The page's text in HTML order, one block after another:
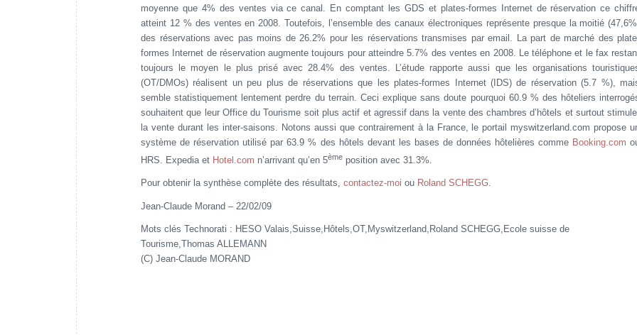
moyenne que 4% des ventes via ce canal. En comptant les GDS et plates-formes Internet de réservation ce
atteint 12 % des ventes en 2008. Toutefois, l’ensemble des canaux électroniques représente presque la moitié
des réservations avec pas moins de 26.2% pour les réservations transmises par email. La part de marché des
formes Internet de réservation augmente toujours pour atteindre 5.7% des ventes en 2008. Le téléphone et le fax
toujours le moyen le plus prisé avec 28.4% des ventes. L’étude rapporte aussi que les organisations
(OT/DMOs) réalisent un peu plus de réservations que les plates-formes Internet (IDS) de réservation (5.7 %),
semble statistiquement lentement perdre du terrain. Ceci explique sans doute pourquoi 60.9 % des hôteliers
souhaitent que leur Office du Tourisme soit plus actif et agressif dans la vente des chambres d’hôtels et surtout
la vente durant les inter-saisons. Notons aussi que contrairement à la France, le portail myswitzerland.com propose
système de réservation utilisé par 63.9 % des hôtels devant les bases de données hôtelières comme Booking.com
HRS. Expedia et Hotel.com n’arrivant qu’en 5ème position avec 31.3%.
Pour obtenir la synthèse complète des résultats, contactez-moi ou Roland SCHEGG.
Jean-Claude Morand – 22/02/09
Mots clés Technorati : HESO Valais,Suisse,Hôtels,OT,Myswitzerland,Roland SCHEGG,Ecole suisse de
Tourisme,Thomas ALLEMANN
(C) Jean-Claude MORAND